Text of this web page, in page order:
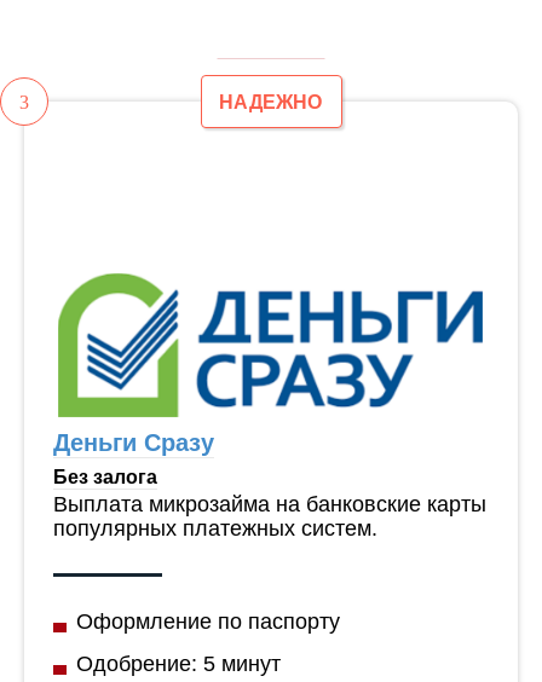
3 НАДЕЖНО
Деньги Сразу
Без залога
Выплата микрозайма на банковские карты
популярных платежных систем.
Оформление по паспорту
Одобрение: 5 минут